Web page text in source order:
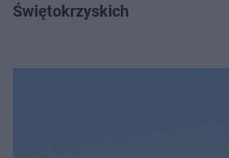
Świętokrzyskich